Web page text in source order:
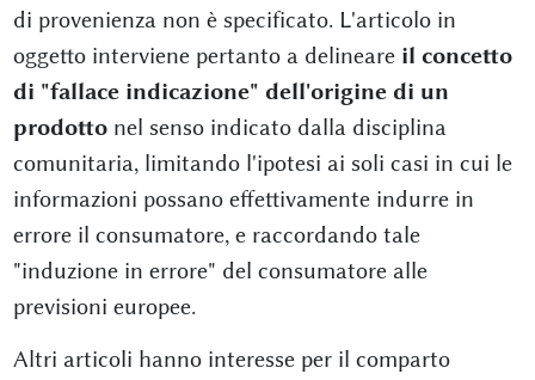
di provenienza non è specificato. L'articolo in
oggetto interviene pertanto a delineareil concetto
di "fallace indicazione" dell'origine di un
prodottonel senso indicato dalla disciplina
comunitaria, limitando l'ipotesi ai soli casi in cui le
informazioni possano effettivamente indurre in
errore il consumatore, e raccordando tale
"induzione in errore" del consumatore alle
previsioni europee.
Altri articoli hanno interesse per il comparto